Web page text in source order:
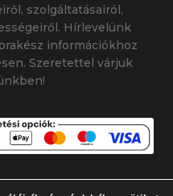
szolgáltatásairól,
Hírlevelünk
információkhoz
Szeretettel várjuk